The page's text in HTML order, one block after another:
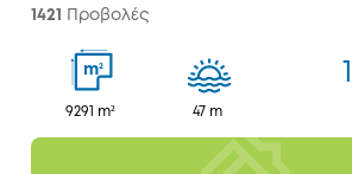
1421 Προβολές
m2
9291 m² 47 m